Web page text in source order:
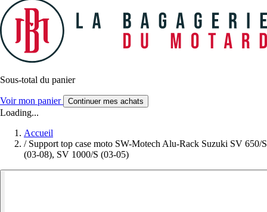
Sous-total du panier
Voir mon panier Continuer mes achats
Loading...
Accueil
/ Support top case moto SW-Motech Alu-Rack Suzuki SV 650/S
(03-08), SV 1000/S (03-05)